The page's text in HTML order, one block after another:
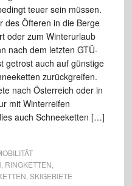
teuer sein müssen.
des Öfteren in die Berge
oder zum Winterurlaub
nach dem letzten GTÜ-
getrost auch auf günstige
zurückgreifen.
nach Österreich oder in
mit Winterreifen
auch Schneeketten […]
RINGKETTEN
SKIGEBIETE